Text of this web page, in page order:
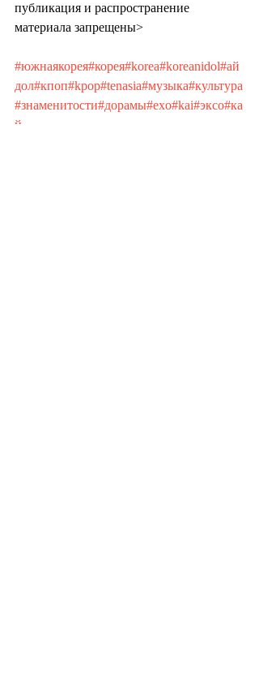
публикация и распространение
материала запрещены>
#южнаякорея#корея#korea#koreanidol#ай
дол#кпоп#kpop#tenasia#музыка#культура
#знаменитости#дорамы#exo#kai#эксо#ка
й